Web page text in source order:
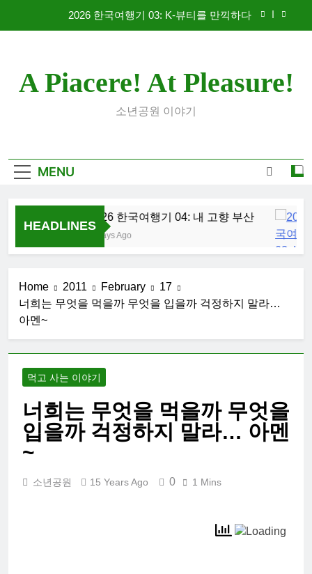
2026 한국여행기 03: K-뷰티를 만끽하다
2026 한국여행기 02: 82쿡 덕분에 만난 사람들
2026 한국여행기 04: 내 고향 부산
대학 신입생 오리엔테이션과 남편 수술후 회복
A Piacere! At Pleasure!
소년공원 이야기
MENU
HEADLINES
2026 한국여행기 04: 내 고향 부산
3 Days Ago
Home 2011 February
17
너희는 무엇을 먹을까 무엇을 입을까 걱정하지 말라…
아멘~
먹고 사는 이야기
너희는 무엇을 먹을까 무엇을
입을까 걱정하지 말라… 아멘
~
소년공원 15 Years Ago 0 1 Mins